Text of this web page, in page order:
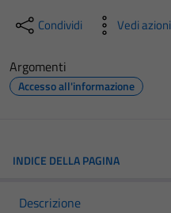
Condividi Vedi azioni
Argomenti
Accesso all'informazione
INDICE DELLA PAGINA
Descrizione